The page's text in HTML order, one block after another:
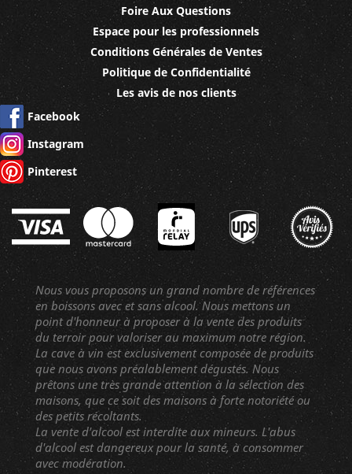
Foire Aux Questions
Espace pour les professionnels
Conditions Générales de Ventes
Politique de Confidentialité
Les avis de nos clients
Facebook
Instagram
Pinterest
Nous vous proposons un grand nombre de références
en boissons avec et sans alcool. Nous mettons un
point d'honneur à proposer à la vente des produits
du terroir pour valoriser au maximum notre région.
La cave à vin est exclusivement composée de produits
que nous avons préalablement dégustés. Nous
prêtons une très grande attention à la sélection des
maisons, que ce soit des maisons à forte notoriété ou
des petits récoltants.
La vente d'alcool est interdite aux mineurs. L'abus
d'alcool est dangereux pour la santé, à consommer
avec modération.